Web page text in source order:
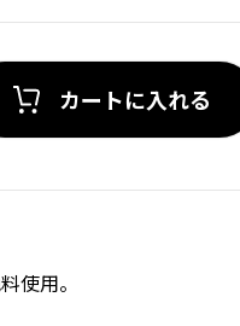
カートに入れる
使用。